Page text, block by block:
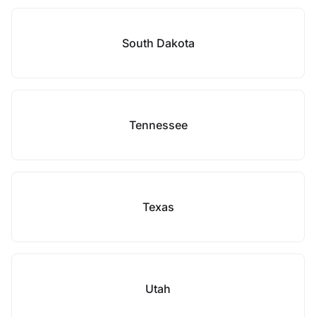
South Dakota
Tennessee
Texas
Utah